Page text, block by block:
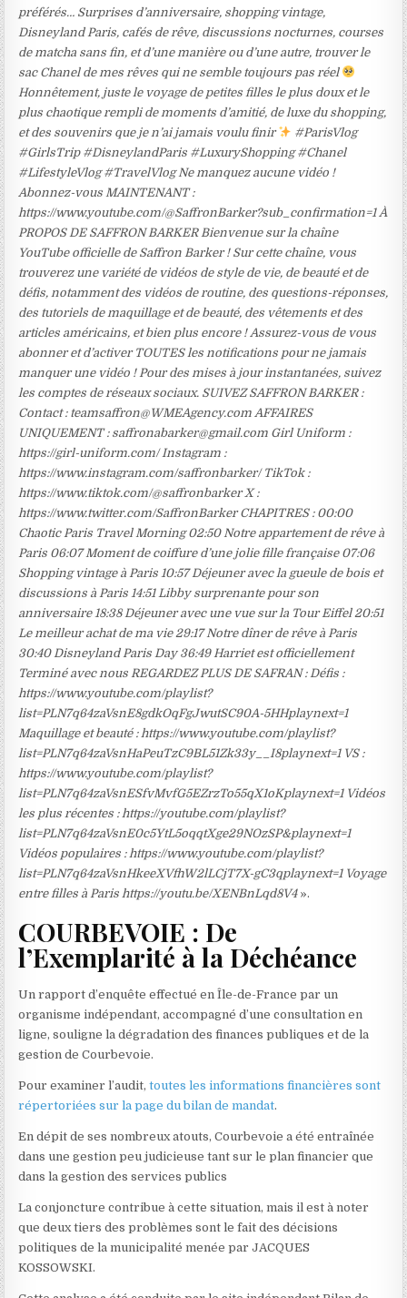
préférés… Surprises d’anniversaire, shopping vintage,
Disneyland Paris, cafés de rêve, discussions nocturnes, courses
de matcha sans fin, et d’une manière ou d’une autre, trouver le
sac Chanel de mes rêves qui ne semble toujours pas réel
Honnêtement, juste le voyage de petites filles le plus doux et le
plus chaotique rempli de moments d’amitié, de luxe du shopping,
et des souvenirs que je n’ai jamais voulu finir
#ParisVlog
#GirlsTrip #DisneylandParis #LuxuryShopping #Chanel
#LifestyleVlog #TravelVlog Ne manquez aucune vidéo !
Abonnez-vous MAINTENANT :
https://www.youtube.com/@SaffronBarker?sub_confirmation=1 À
PROPOS DE SAFFRON BARKER Bienvenue sur la chaîne
YouTube officielle de Saffron Barker ! Sur cette chaîne, vous
trouverez une variété de vidéos de style de vie, de beauté et de
défis, notamment des vidéos de routine, des questions-réponses,
des tutoriels de maquillage et de beauté, des vêtements et des
articles américains, et bien plus encore ! Assurez-vous de vous
abonner et d’activer TOUTES les notifications pour ne jamais
manquer une vidéo ! Pour des mises à jour instantanées, suivez
les comptes de réseaux sociaux. SUIVEZ SAFFRON BARKER :
Contact : teamsaffron@WMEAgency.com AFFAIRES
UNIQUEMENT : saffronabarker@gmail.com Girl Uniform :
https://girl-uniform.com/ Instagram :
https://www.instagram.com/saffronbarker/ TikTok :
https://www.tiktok.com/@saffronbarker X :
https://www.twitter.com/SaffronBarker CHAPITRES : 00:00
Chaotic Paris Travel Morning 02:50 Notre appartement de rêve à
Paris 06:07 Moment de coiffure d’une jolie fille française 07:06
Shopping vintage à Paris 10:57 Déjeuner avec la gueule de bois et
discussions à Paris 14:51 Libby surprenante pour son
anniversaire 18:38 Déjeuner avec une vue sur la Tour Eiffel 20:51
Le meilleur achat de ma vie 29:17 Notre dîner de rêve à Paris
30:40 Disneyland Paris Day 36:49 Harriet est officiellement
Terminé avec nous REGARDEZ PLUS DE SAFRAN : Défis :
https://www.youtube.com/playlist?
list=PLN7q64zaVsnE8gdkOqFgJwutSC90A-5HHplaynext=1
Maquillage et beauté : https://www.youtube.com/playlist?
list=PLN7q64zaVsnHaPeuTzC9BL51Zk33y__I8playnext=1 VS :
https://www.youtube.com/playlist?
list=PLN7q64zaVsnESfvMvfG5EZrzTo55qX1oKplaynext=1 Vidéos
les plus récentes : https://youtube.com/playlist?
list=PLN7q64zaVsnE0c5YtL5oqqtXge29NOzSP&playnext=1
Vidéos populaires : https://www.youtube.com/playlist?
list=PLN7q64zaVsnHkeeXVfhW2lLCjT7X-gC3qplaynext=1 Voyage
entre filles à Paris https://youtu.be/XENBnLqd8V4 ».
COURBEVOIE : De
l’Exemplarité à la Déchéance
Un rapport d’enquête effectué en Île-de-France par un
organisme indépendant, accompagné d’une consultation en
ligne, souligne la dégradation des finances publiques et de la
gestion de Courbevoie.
Pour examiner l’audit,toutes les informations financières sont
répertoriées sur la page du bilan de mandat.
En dépit de ses nombreux atouts, Courbevoie a été entraînée
dans une gestion peu judicieuse tant sur le plan financier que
dans la gestion des services publics
La conjoncture contribue à cette situation, mais il est à noter
que deux tiers des problèmes sont le fait des décisions
politiques de la municipalité menée par JACQUES
KOSSOWSKI.